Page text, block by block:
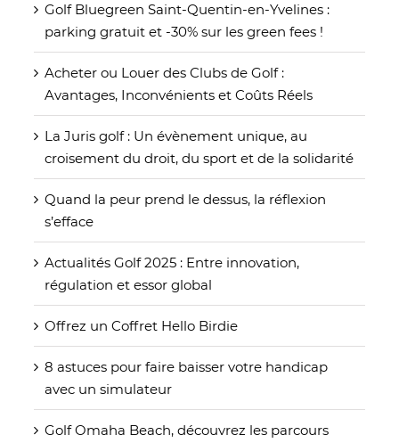
Golf Bluegreen Saint-Quentin-en-Yvelines :
parking gratuit et -30% sur les green fees !
Acheter ou Louer des Clubs de Golf :
Avantages, Inconvénients et Coûts Réels
La Juris golf : Un évènement unique, au
croisement du droit, du sport et de la solidarité
Quand la peur prend le dessus, la réflexion
s’efface
Actualités Golf 2025 : Entre innovation,
régulation et essor global
Offrez un Coffret Hello Birdie
8 astuces pour faire baisser votre handicap
avec un simulateur
Golf Omaha Beach, découvrez les parcours